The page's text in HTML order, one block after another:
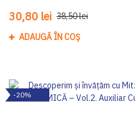
30,80 lei 38,50 lei
ADAUGĂ ÎN COȘ
-20%